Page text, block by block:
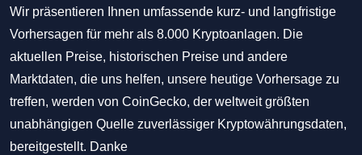
Wir präsentieren Ihnen umfassende kurz- und langfristige
Vorhersagen für mehr als 8.000 Kryptoanlagen. Die
aktuellen Preise, historischen Preise und andere
Marktdaten, die uns helfen, unsere heutige Vorhersage zu
treffen, werden von CoinGecko, der weltweit größten
unabhängigen Quelle zuverlässiger Kryptowährungsdaten,
bereitgestellt. Danke